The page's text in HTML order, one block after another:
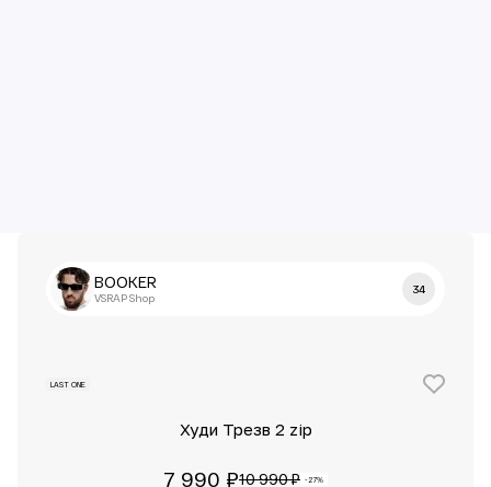
BOOKER
VSRAP Shop
34
LAST ONE
Худи Трезв 2 zip
7 990 ₽10 990 ₽ -27%